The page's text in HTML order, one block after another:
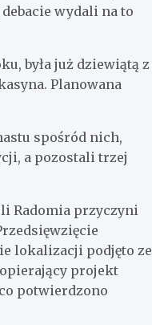
wydali na to
była już dziewiątą z
Planowana
spośród nich,
a pozostali trzej
Radomia przyczyni
lokalizacji podjęto ze
projekt
potwierdzono